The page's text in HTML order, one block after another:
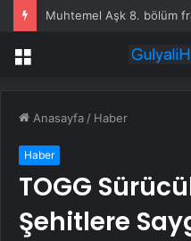
Muhtemel Aşk 8. bölüm
Menü
Anasayfa / Haber
Haber
TOGG
Şehitlere